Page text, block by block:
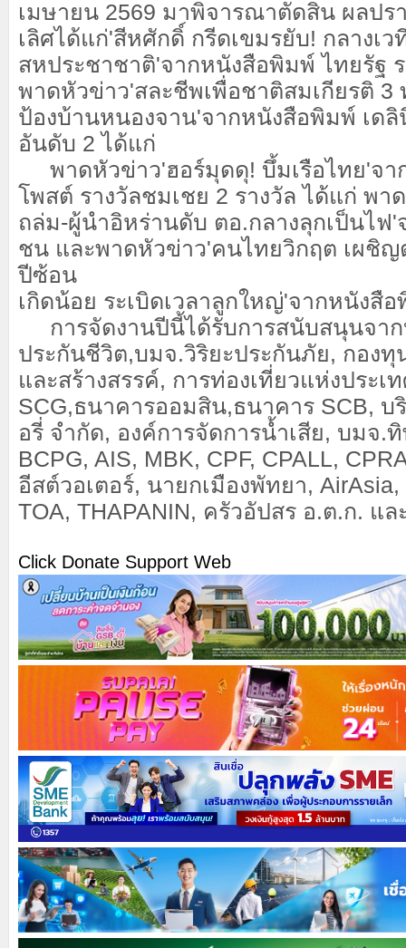
เมษายน 2569 มาพิจารณาตัดสิน ผลปร
เลิศได้แก่'สีหศักดิ์ กรีดเขมรยับ! กลางเว
สหประชาชาติ'จากหนังสือพิมพ์ ไทยรัฐ
พาดหัวข่าว'สละชีพเพื่อชาติสมเกียรติ 3
ป้องบ้านหนองจาน'จากหนังสือพิมพ์ เดลิ
อันดับ 2 ได้แก่
พาดหัวข่าว'ฮอร์มุดดุ! บึ้มเรือไทย'จา
โพสต์ รางวัลชมเชย 2 รางวัล ได้แก่ พา
ถล่ม-ผู้นำอิหร่านดับ ตอ.กลางลุกเป็นไ
ชน และพาดหัวข่าว'คนไทยวิกฤต เผชิญ
ปีซ้อน
เกิดน้อย ระเบิดเวลาลูกใหญ่'จากหนังสื
การจัดงานปีนี้ได้รับการสนับสนุนจาก
ประกันชีวิต,บมจ.วิริยะประกันภัย, กอง
และสร้างสรรค์, การท่องเที่ยวแห่งประเ
SCG,ธนาคารออมสิน,ธนาคาร SCB, บ
อรี่ จำกัด, องค์การจัดการน้ำเสีย, บมจ.
BCPG, AIS, MBK, CPF, CPALL,
อีสต์วอเตอร์, นายกเมืองพัทยา,
TOA, THAPANIN, ครัวอัปสร อ.ต.ก. แ
Click Donate Support Web